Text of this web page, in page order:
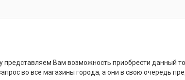
Вам возможность приобрести данный
во все магазины города, а они в свою очередь